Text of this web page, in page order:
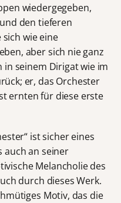
wiedergegeben,
den tieferen
wie eine
aber sich nie ganz
seinem Dirigat wie im
er, das Orchester
ernten für diese erste
ist sicher eines
auch an seiner
Melancholie des
durch dieses Werk.
Motiv, das die